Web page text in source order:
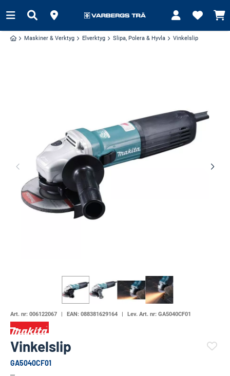
Maskiner & Verktyg Elverktyg Slipa, Polera & Hyvla Vinkelslip
Art. nr: 006122067 EAN: 088381629164 Lev. Art. nr: GA5040CF01
Vinkelslip
GA5040CF01